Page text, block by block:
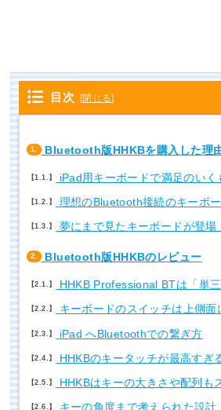
目次 [閉じる]
1. Bluetooth版HHKBを購入した理
1.1. iPad用キーボードで満足のいく
1.2. 理想のBluetooth接続のキーボ
1.3. 夢にまで見たキーボードが登場
2. Bluetooth版HHKBのレビュー
2.1. HHKB Professional BTは「単
2.2. キーボードのスイッチは上側面
2.3. iPad へBluetoothでの繋ぎ方
2.4. HHKBのキータッチが最高すぎ
2.5. HHKBはキーの大きさや配列も
2.6. キーの角度まで考えられた設計